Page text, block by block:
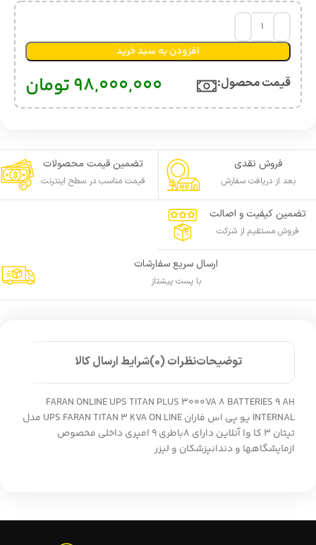
افزودن به سبد خرید
قیمت محصول:​ 98,000,000تومان
فروش نقدی
بعد از دریافت سفارش
تضمین قیمت محصولات
قیمت مناسب در سطح اینترنت
تضمین کیفیت و اصالت
فروش مستقیم از شرکت
ارسال سریع سفارشات
با پست پیشتاز
توضیحاتنظرات (0) شرایط ارسال کالا
FARAN ONLINE UPS TITAN PLUS 3000VA 8 BATTERIES 9 AH
INTERNAL یو پی اس فاران UPS FARAN TITAN 3 KVA ON LINE مدل
تیتان 3 کا وا آنلاین دارای 8باطری 9 امپری داخلی مخصوص
ازمایشگاهها و دندانپزشکان و لیزر